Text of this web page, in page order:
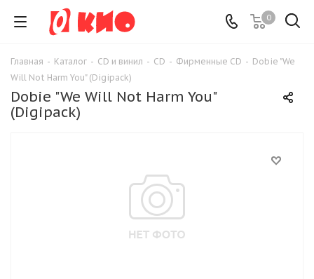
0
Главная - Каталог - CD и винил - CD - Фирменные CD - Dobie "We
Will Not Harm You" (Digipack)
Dobie "We Will Not Harm You"
(Digipack)